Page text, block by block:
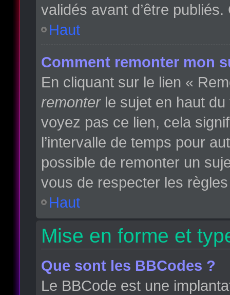
validés avant d’être
Haut
Comment remonter mon
En cliquant sur le lien «
remonterle sujet en haut du
voyez pas ce lien, cela
l’intervalle de temps pour
possible de remonter un
vous de respecter les
Haut
Mise en forme et
Que sont les BBCodes ?
Le BBCode est une